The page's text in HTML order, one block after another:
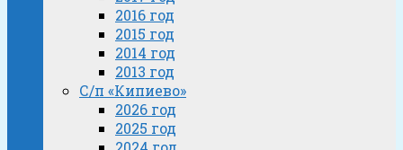
2016 год
2015 год
2014 год
2013 год
С/п «Кипиево»
2026 год
2025 год